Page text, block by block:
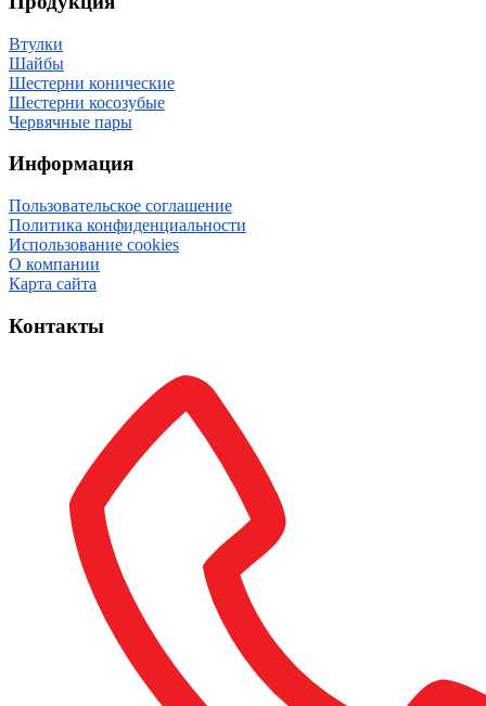
Втулки
Шайбы
Шестерни конические
Шестерни косозубые
Червячные пары
Информация
Пользовательское соглашение
Политика конфиденциальности
Использование cookies
О компании
Карта сайта
Контакты